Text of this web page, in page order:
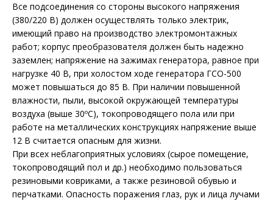
Все подсоединения со стороны высокого напряжения
(380/220 В) должен осуществлять только электрик,
имеющий право на производство электромонтажных
работ; корпус преобразователя должен быть надежно
заземлен; напряжение на зажимах генератора, равное при
нагрузке 40 В, при холостом ходе генератора ГСО-500
может повышаться до 85 В. При наличии повышенной
влажности, пыли, высокой окружающей температуры
воздуха (выше 30ºС), токопроводящего пола или при
работе на металлических конструкциях напряжение выше
12 В считается опасным для жизни.
При всех неблагоприятных условиях (сырое помещение,
токопроводящий пол и др.) необходимо пользоваться
резиновыми ковриками, а также резиновой обувью и
перчатками. Опасность поражения глаз, рук и лица лучами